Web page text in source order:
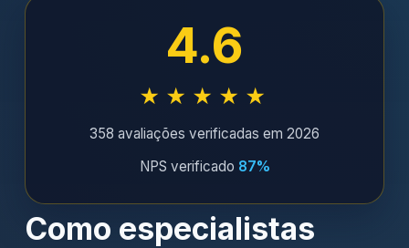
4.6
★★★★★
358 avaliações verificadas em 2026
NPS verificado 87%
Como especialistas